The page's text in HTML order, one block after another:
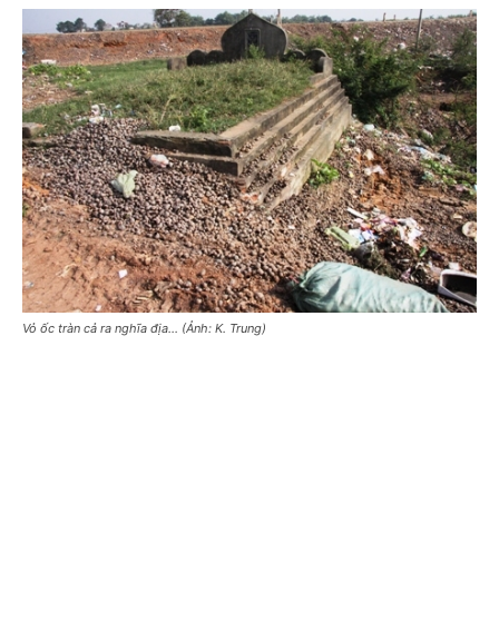
Vỏ ốc tràn cả ra nghĩa địa… (Ảnh: K. Trung)